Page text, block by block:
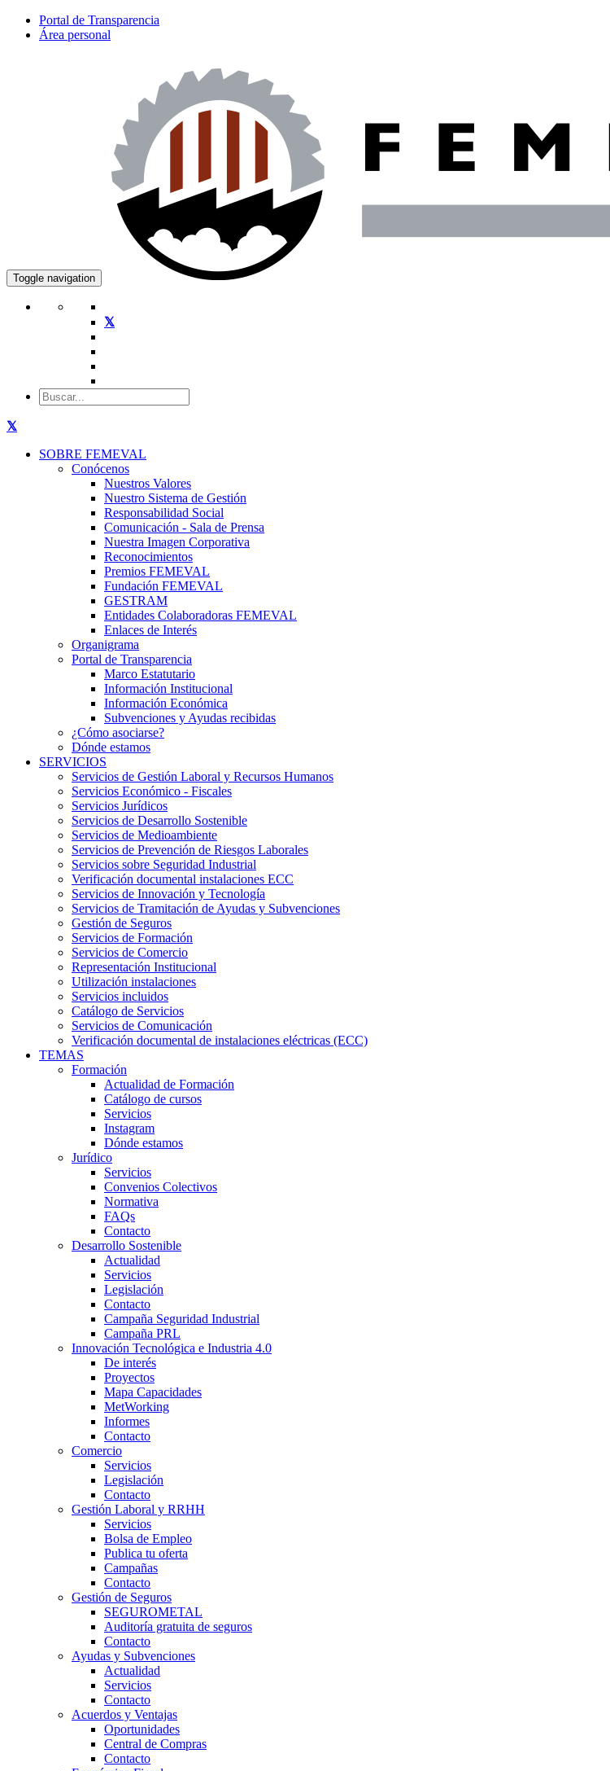
Portal de Transparencia
Área personal
Toggle navigation
SOBRE FEMEVAL
Conócenos
Nuestros Valores
Nuestro Sistema de Gestión
Responsabilidad Social
Comunicación - Sala de Prensa
Nuestra Imagen Corporativa
Reconocimientos
Premios FEMEVAL
Fundación FEMEVAL
GESTRAM
Entidades Colaboradoras FEMEVAL
Enlaces de Interés
Organigrama
Portal de Transparencia
Marco Estatutario
Información Institucional
Información Económica
Subvenciones y Ayudas recibidas
¿Cómo asociarse?
Dónde estamos
SERVICIOS
Servicios de Gestión Laboral y Recursos Humanos
Servicios Económico - Fiscales
Servicios Jurídicos
Servicios de Desarrollo Sostenible
Servicios de Medioambiente
Servicios de Prevención de Riesgos Laborales
Servicios sobre Seguridad Industrial
Verificación documental instalaciones ECC
Servicios de Innovación y Tecnología
Servicios de Tramitación de Ayudas y Subvenciones
Gestión de Seguros
Servicios de Formación
Servicios de Comercio
Representación Institucional
Utilización instalaciones
Servicios incluidos
Catálogo de Servicios
Servicios de Comunicación
Verificación documental de instalaciones eléctricas (ECC)
TEMAS
Formación
Actualidad de Formación
Catálogo de cursos
Servicios
Instagram
Dónde estamos
Jurídico
Servicios
Convenios Colectivos
Normativa
FAQs
Contacto
Desarrollo Sostenible
Actualidad
Servicios
Legislación
Contacto
Campaña Seguridad Industrial
Campaña PRL
Innovación Tecnológica e Industria 4.0
De interés
Proyectos
Mapa Capacidades
MetWorking
Informes
Contacto
Comercio
Servicios
Legislación
Contacto
Gestión Laboral y RRHH
Servicios
Bolsa de Empleo
Publica tu oferta
Campañas
Contacto
Gestión de Seguros
SEGUROMETAL
Auditoría gratuita de seguros
Contacto
Ayudas y Subvenciones
Actualidad
Servicios
Contacto
Acuerdos y Ventajas
Oportunidades
Central de Compras
Contacto